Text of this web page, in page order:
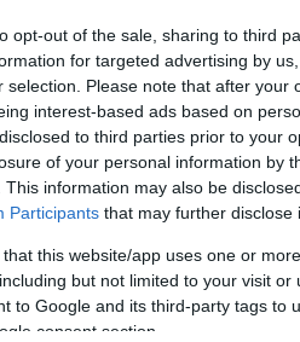
opt-out of the sale, sharing to third
for targeted advertising by
selection. Please note that after your
interest-based ads based on
to third parties prior to your
of your personal information by
This information may also be
Participants that may further disclose
that this website/app uses one or
but not limited to your visit
to Google and its third-party tags to
consent section.
εθνική μετεωρολογική
την Κυριακή ή τη
περαιτέρω από το
χρόνου και επομένως τις